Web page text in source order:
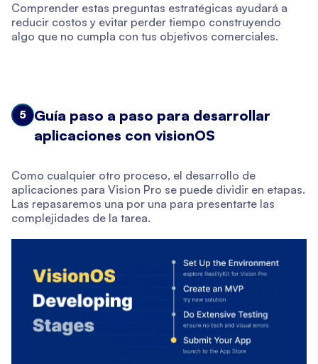
Comprender estas preguntas estratégicas ayudará a
reducir costos y evitar perder tiempo construyendo
algo que no cumpla con tus objetivos comerciales.
5
Guía paso a paso para desarrollar
aplicaciones con visionOS
Como cualquier otro proceso, el desarrollo de
aplicaciones para Vision Pro se puede dividir en etapas.
Las repasaremos una por una para presentarte las
complejidades de la tarea.